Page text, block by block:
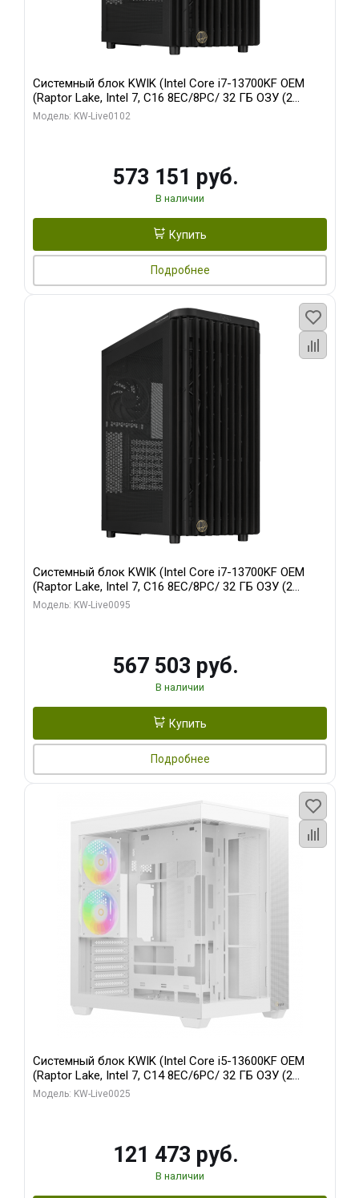
Системный блок KWIK (Intel Core i7-13700KF OEM
(Raptor Lake, Intel 7, C16 8EC/8PC/ 32 ГБ ОЗУ (2
модуля)/ Afox RTX4090 24GB GDDR6X 384-Bit 3xDP
Модель: KW-Live0102
573 151 руб.
В наличии
Купить
Подробнее
Системный блок KWIK (Intel Core i7-13700KF OEM
(Raptor Lake, Intel 7, C16 8EC/8PC/ 32 ГБ ОЗУ (2
модуля)/ Afox RTX4090 24GB GDDR6X 384-Bit 3xDP
Модель: KW-Live0095
567 503 руб.
В наличии
Купить
Подробнее
Системный блок KWIK (Intel Core i5-13600KF OEM
(Raptor Lake, Intel 7, C14 8EC/6PC/ 32 ГБ ОЗУ (2
модуля)/ Gigabyte RTX5060 WINDFORCE OC 8GB
Модель: KW-Live0025
121 473 руб.
В наличии